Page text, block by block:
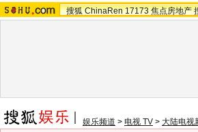
搜狐 ChinaRen 17173 焦点房地产
娱乐频道 > 电视 TV > 大陆电视